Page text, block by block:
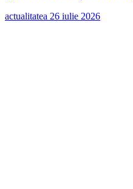
actualitatea 26 iulie 2026